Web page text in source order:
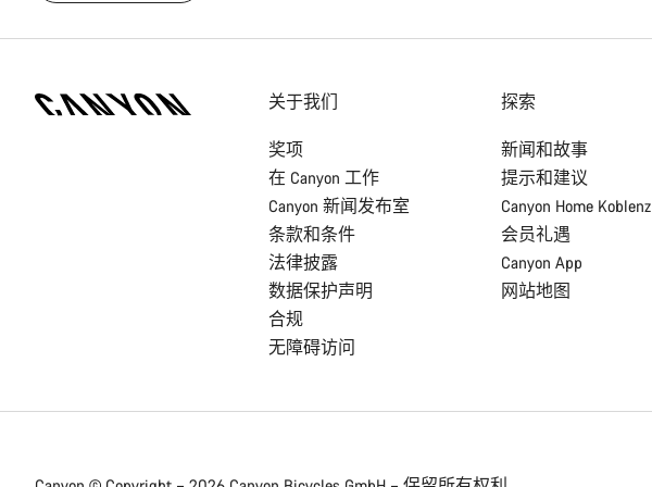
关于我们
奖项
在 Canyon 工作
Canyon 新闻发布室
条款和条件
法律披露
数据保护声明
合规
无障碍访问
探索
新闻和故事
提示和建议
Canyon Home Koblenz
会员礼遇
Canyon App
网站地图